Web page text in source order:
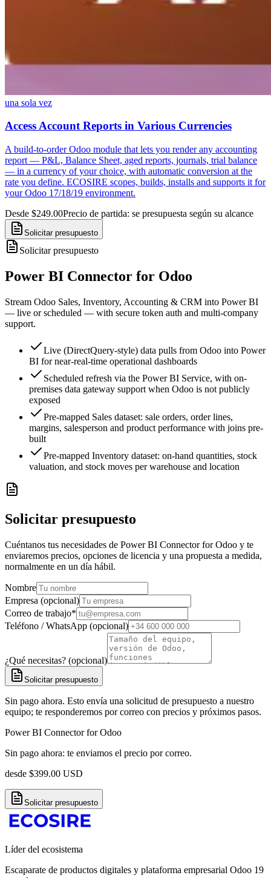
una sola vez
Access Account Reports in Various Currencies
A build-to-order Odoo module that lets you render any accounting
report — P&L, Balance Sheet, aged reports, journals, trial balance
— in a currency of your choice, with automatic conversion at the
rate you define. ECOSIRE scopes, builds, installs and supports it for
your Odoo 17/18/19 environment.
Desde $249.00Precio de partida: se presupuesta según su alcance
Solicitar presupuesto
Solicitar presupuesto
Power BI Connector for Odoo
Stream Odoo Sales, Inventory, Accounting & CRM into Power BI
— live or scheduled — with secure token auth and multi-company
support.
Live (DirectQuery-style) data pulls from Odoo into Power
BI for near-real-time operational dashboards
Scheduled refresh via the Power BI Service, with on-
premises data gateway support when Odoo is not publicly
exposed
Pre-mapped Sales dataset: sale orders, order lines,
margins, salesperson and product performance with joins pre-
built
Pre-mapped Inventory dataset: on-hand quantities, stock
valuation, and stock moves per warehouse and location
Solicitar presupuesto
Cuéntanos tus necesidades de Power BI Connector for Odoo y te
enviaremos precios, opciones de licencia y una propuesta a medida,
normalmente en un día hábil.
Nombre
Empresa (opcional)
Correo de trabajo*
Teléfono / WhatsApp (opcional)
¿Qué necesitas? (opcional)
Solicitar presupuesto
Sin pago ahora. Esto envía una solicitud de presupuesto a nuestro
equipo; te responderemos por correo con precios y próximos pasos.
Power BI Connector for Odoo
Sin pago ahora: te enviamos el precio por correo.
desde $399.00 USD
Solicitar presupuesto
Líder del ecosistema
Escaparate de productos digitales y plataforma empresarial Odoo 19